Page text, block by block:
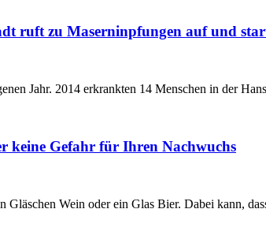
ruft zu Maserninpfungen auf und
Jahr. 2014 erkrankten 14 Menschen in der
keine Gefahr für Ihren Nachwuchs
Wein oder ein Glas Bier. Dabei kann,